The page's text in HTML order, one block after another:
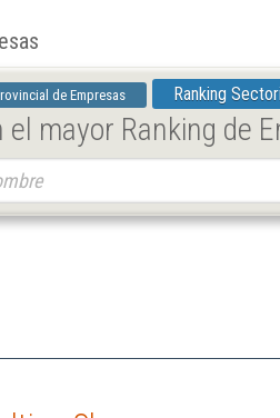
de Empresas Ranking
mayor Ranking de